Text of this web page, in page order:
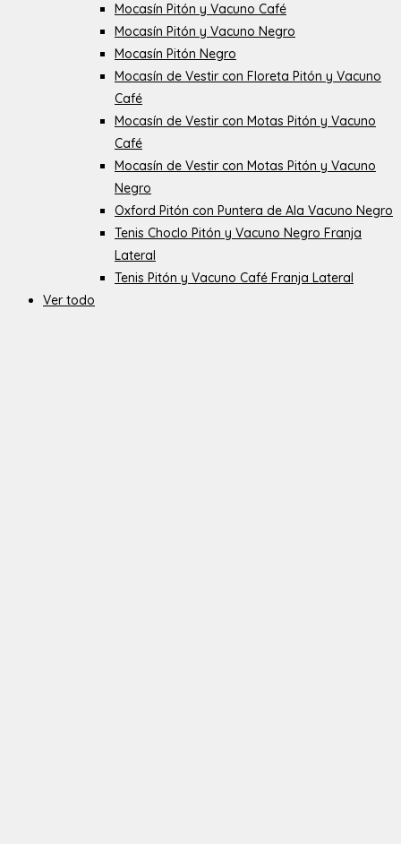
Mocasín Pitón y Vacuno Café
Mocasín Pitón y Vacuno Negro
Mocasín Pitón Negro
Mocasín de Vestir con Floreta Pitón y Vacuno
Café
Mocasín de Vestir con Motas Pitón y Vacuno
Café
Mocasín de Vestir con Motas Pitón y Vacuno
Negro
Oxford Pitón con Puntera de Ala Vacuno Negro
Tenis Choclo Pitón y Vacuno Negro Franja
Lateral
Tenis Pitón y Vacuno Café Franja Lateral
Ver todo